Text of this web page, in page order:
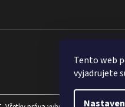
Tento web
vyjadrujete
Široký